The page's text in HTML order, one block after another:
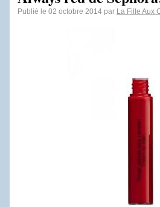
Publié le 02 octobre 2014 par La Fille Aux